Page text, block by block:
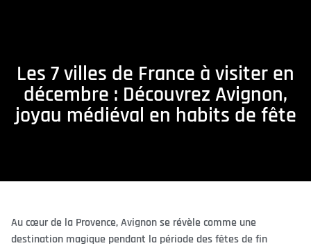
Les 7 villes de France à visiter en
décembre : Découvrez Avignon,
joyau médiéval en habits de fête
Au cœur de la Provence, Avignon se révèle comme une
destination magique pendant la période des fêtes de fin